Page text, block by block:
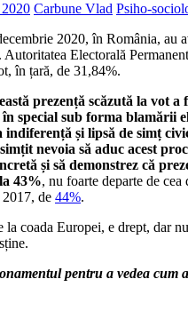
Carbune Vlad Psiho-
2020, în România, au
Autoritatea Electorală
în țară, de 31,84%.
prezență scăzută la vot a
special sub forma blamării
indiferență și lipsă de simț
nevoia să aduc acest
și să demonstrez că
43%, nu foarte departe de cea
de 44%.
la coada Europei, e drept, dar
pentru a vedea cum